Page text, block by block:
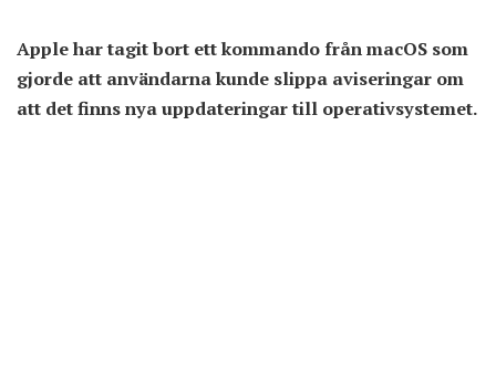
Apple har tagit bort ett kommando från macOS som
gjorde att användarna kunde slippa aviseringar om
att det finns nya uppdateringar till operativsystemet.